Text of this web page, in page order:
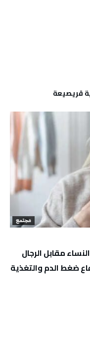
قريصيعة
مجتمع
مقابل الرجال
ضغط الدم والتغذية